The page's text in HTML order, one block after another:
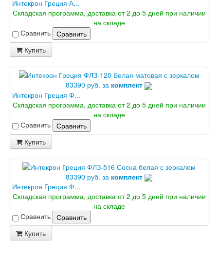
Интекрон Греция А...
Складская программа, доставка от 2 до 5 дней при наличии
на складе
Сравнить Сравнить
Купить
83390 руб. за комплект
Интекрон Греция Ф...
Складская программа, доставка от 2 до 5 дней при наличии
на складе
Сравнить Сравнить
Купить
83390 руб. за комплект
Интекрон Греция Ф...
Складская программа, доставка от 2 до 5 дней при наличии
на складе
Сравнить Сравнить
Купить